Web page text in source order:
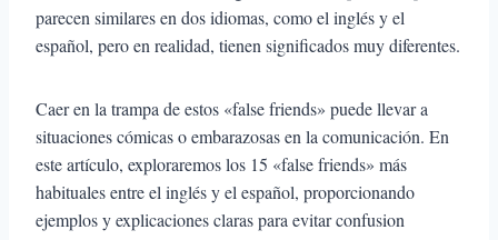
parecen similares en dos idiomas, como el inglés y el
español, pero en realidad, tienen significados muy diferentes.
Caer en la trampa de estos «false friends» puede llevar a
situaciones cómicas o embarazosas en la comunicación. En
este artículo, exploraremos los 15 «false friends» más
habituales entre el inglés y el español, proporcionando
ejemplos y explicaciones claras para evitar confusion